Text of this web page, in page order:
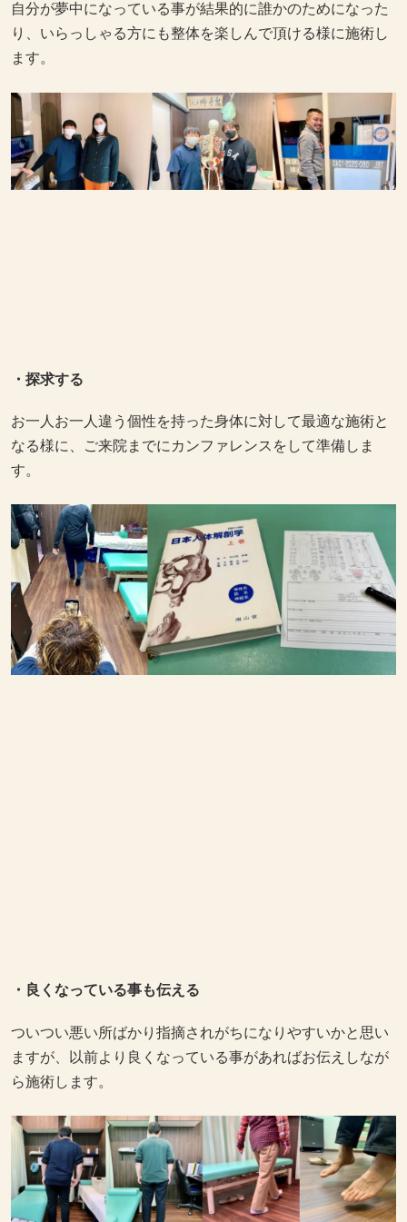
自分が夢中になっている事が結果的に誰かのためになった
り、いらっしゃる方にも整体を楽しんで頂ける様に施術し
ます。
・探求する
お一人お一人違う個性を持った身体に対して最適な施術と
なる様に、ご来院までにカンファレンスをして準備しま
す。
・良くなっている事も伝える
ついつい悪い所ばかり指摘されがちになりやすいかと思い
ますが、以前より良くなっている事があればお伝えしなが
ら施術します。